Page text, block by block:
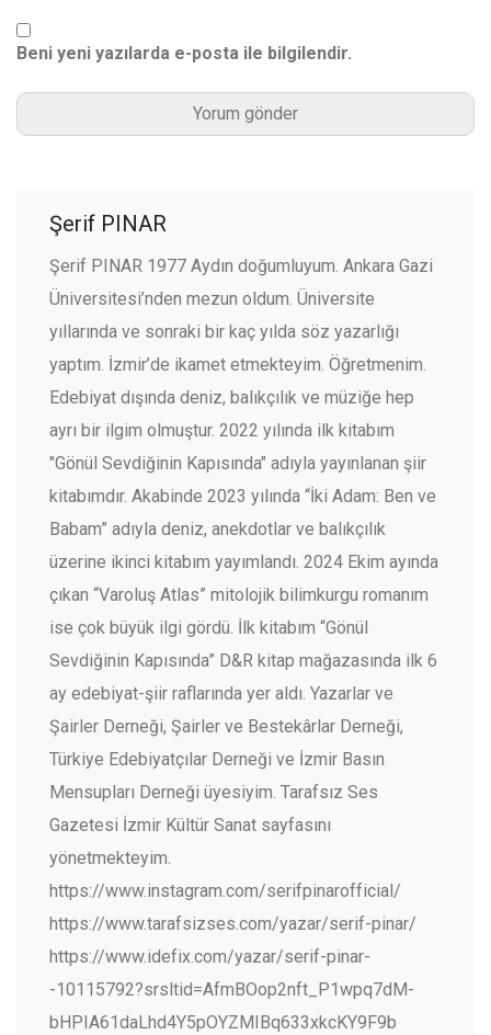
Beni yeni yazılarda e-posta ile bilgilendir.
Şerif PINAR
Şerif PINAR 1977 Aydın doğumluyum. Ankara Gazi
Üniversitesi’nden mezun oldum. Üniversite
yıllarında ve sonraki bir kaç yılda söz yazarlığı
yaptım. İzmir’de ikamet etmekteyim. Öğretmenim.
Edebiyat dışında deniz, balıkçılık ve müziğe hep
ayrı bir ilgim olmuştur. 2022 yılında ilk kitabım
"Gönül Sevdiğinin Kapısında" adıyla yayınlanan şiir
kitabımdır. Akabinde 2023 yılında “İki Adam: Ben ve
Babam” adıyla deniz, anekdotlar ve balıkçılık
üzerine ikinci kitabım yayımlandı. 2024 Ekim ayında
çıkan “Varoluş Atlas” mitolojik bilimkurgu romanım
ise çok büyük ilgi gördü. İlk kitabım “Gönül
Sevdiğinin Kapısında” D&R kitap mağazasında ilk 6
ay edebiyat-şiir raflarında yer aldı. Yazarlar ve
Şairler Derneği, Şairler ve Bestekârlar Derneği,
Türkiye Edebiyatçılar Derneği ve İzmir Basın
Mensupları Derneği üyesiyim. Tarafsız Ses
Gazetesi İzmir Kültür Sanat sayfasını
yönetmekteyim.
https://www.instagram.com/serifpinarofficial/
https://www.tarafsizses.com/yazar/serif-pinar/
https://www.idefix.com/yazar/serif-pinar-
-10115792?srsltid=AfmBOop2nft_P1wpq7dM-
bHPIA61daLhd4Y5pOYZMIBq633xkcKY9F9b